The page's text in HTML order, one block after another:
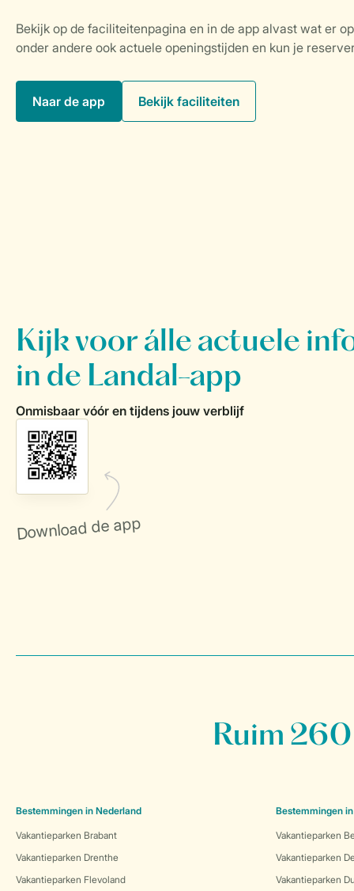
Naar de app Bekijk faciliteiten
Ruim
Bestemmingen in Nederland
Vakantieparken Brabant
Vakantieparken Drenthe
Vakantieparken Flevoland
Bestemmingen
Vakantieparken
Vakantieparken
Vakantieparken